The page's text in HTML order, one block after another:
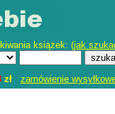
książek: (jak
zł
zamówienie